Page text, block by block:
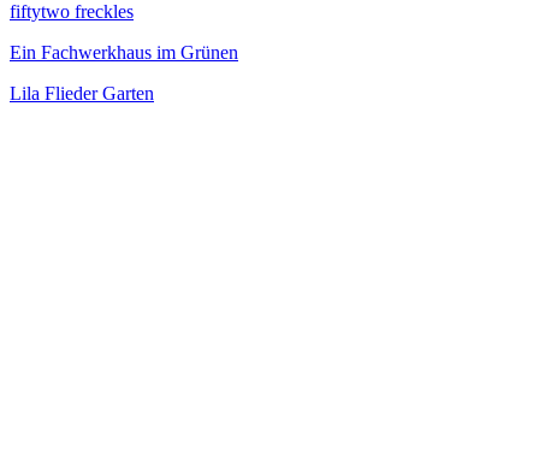
fiftytwo freckles
Ein Fachwerkhaus im Grünen
Lila Flieder Garten